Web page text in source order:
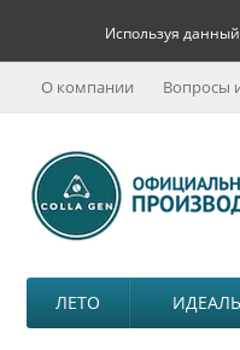
Используя
О компании Вопросы
ЛЕТО